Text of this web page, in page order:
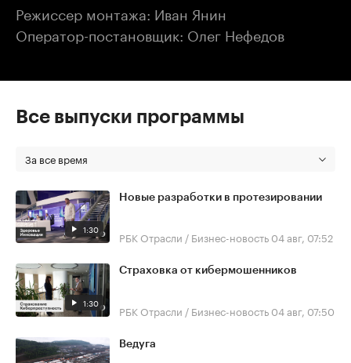
Режиссер монтажа: Иван Янин
Оператор-постановщик: Олег Нефедов
Все выпуски программы
За все время
1:30
Новые разработки в протезировании
РБК Отрасли / Бизнес-новость 04 авг, 07:52
1:30
Страховка от кибермошенников
РБК Отрасли / Бизнес-новость 04 авг, 07:50
Ведуга